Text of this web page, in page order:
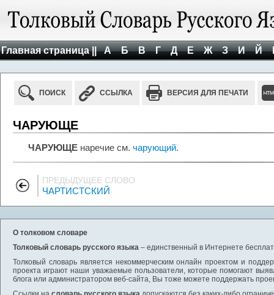
Главная страница || А Б В Г Д Е Ж З И Й
ПОИСК ССЫЛКА ВЕРСИЯ ДЛЯ ПЕЧАТИ
ЧАРУЮЩЕ
ЧАРУЮЩЕ наречие см. чарующий.
ПРЕДЫДУЩЕЕ СЛОВО
ЧАРТИСТСКИЙ
О толковом словаре
Толковый словарь русского языка – единственный в Интернете
Толковый словарь является некоммерческим онлайн проектом и
проекта играют наши уважаемые пользователи, которые помогают
блога или администратором веб-сайта, Вы тоже можете поддержать